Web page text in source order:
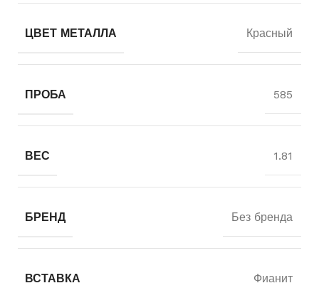
ЦВЕТ МЕТАЛЛА Красный
ПРОБА 585
ВЕС 1.81
БРЕНД Без бренда
ВСТАВКА Фианит